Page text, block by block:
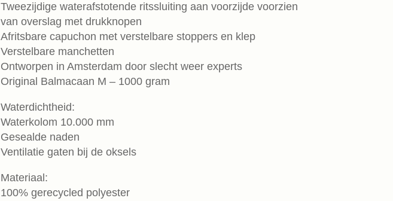
Tweezijdige waterafstotende ritssluiting aan voorzijde voorzien
van overslag met drukknopen
Afritsbare capuchon met verstelbare stoppers en klep
Verstelbare manchetten
Ontworpen in Amsterdam door slecht weer experts
Original Balmacaan M – 1000 gram
Waterdichtheid:
Waterkolom 10.000 mm
Gesealde naden
Ventilatie gaten bij de oksels
Materiaal:
100% gerecycled polyester